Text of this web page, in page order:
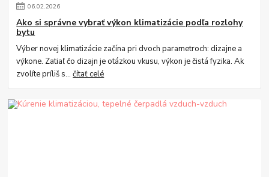
06.02.2026
Ako si správne vybrať výkon klimatizácie podľa rozlohy
bytu
Výber novej klimatizácie začína pri dvoch parametroch: dizajne a
výkone. Zatiaľ čo dizajn je otázkou vkusu, výkon je čistá fyzika. Ak
zvolíte príliš s...čítať celé